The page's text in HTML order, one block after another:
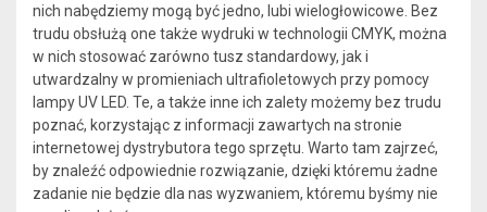
nich nabędziemy mogą być jedno, lubi wielogłowicowe. Bez
trudu obsłużą one także wydruki w technologii CMYK, można
w nich stosować zarówno tusz standardowy, jak i
utwardzalny w promieniach ultrafioletowych przy pomocy
lampy UV LED. Te, a także inne ich zalety możemy bez trudu
poznać, korzystając z informacji zawartych na stronie
internetowej dystrybutora tego sprzętu. Warto tam zajrzeć,
by znaleźć odpowiednie rozwiązanie, dzięki któremu żadne
zadanie nie będzie dla nas wyzwaniem, któremu byśmy nie